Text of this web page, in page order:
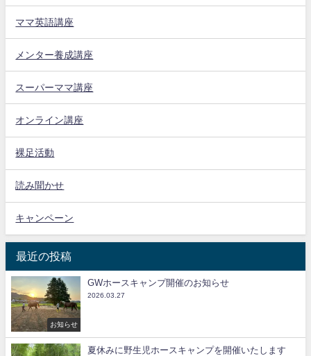
ママ英語講座
メンター養成講座
スーパーママ講座
オンライン講座
裸足活動
読み聞かせ
キャンペーン
最近の投稿
お知らせ
GWホースキャンプ開催のお知らせ
2026.03.27
夏休みに野生児ホースキャンプを開催いたします